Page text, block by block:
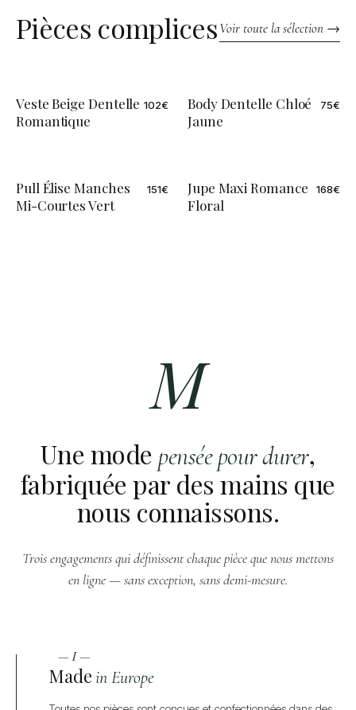
Pièces complicesVoir toute la sélection →
Veste Beige Dentelle
Romantique
102€
Body Dentelle Chloé
Jaune
75€
Pull Élise Manches
Mi-Courtes Vert
151€
Jupe Maxi Romance
Floral
168€
M
Une mode pensée pour durer,
fabriquée par des mains que
nous connaissons.
Trois engagements qui définissent chaque pièce que nous mettons
en ligne — sans exception, sans demi-mesure.
— I —
Madein Europe